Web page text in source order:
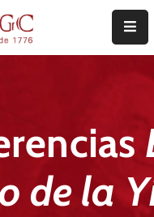
de la